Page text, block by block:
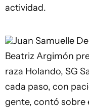
actividad.
Juan Samuelle
Beatriz Argimón
raza Holando, SG
cada paso, con
gente, contó sobre